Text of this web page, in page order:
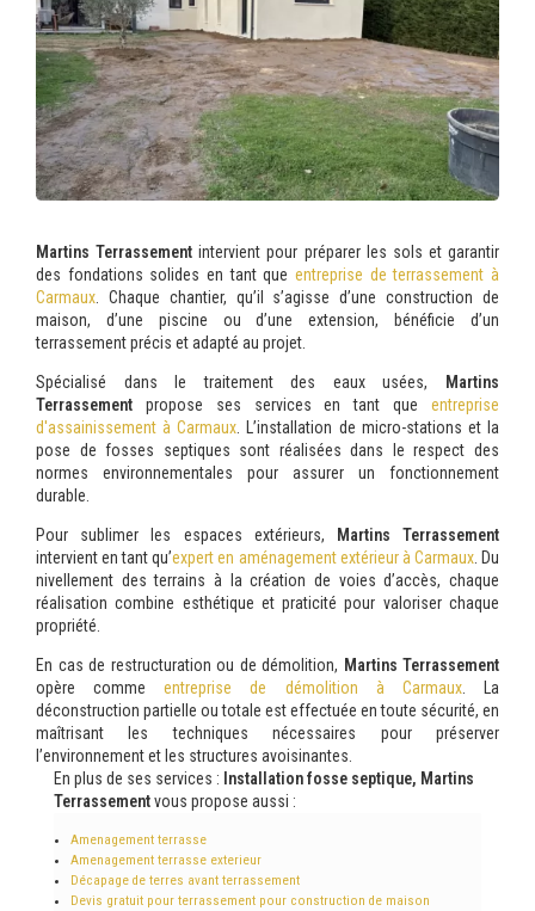
Martins Terrassement intervient pour préparer les sols et garantir
des fondations solides en tant que entreprise de terrassement à
Carmaux . Chaque chantier, qu’il s’agisse d’une construction de
maison, d’une piscine ou d’une extension, bénéficie d’un
terrassement précis et adapté au projet.
Spécialisé dans le traitement des eaux usées, Martins
Terrassement propose ses services en tant que entreprise
d'assainissement à Carmaux . L’installation de micro-stations et la
pose de fosses septiques sont réalisées dans le respect des
normes environnementales pour assurer un fonctionnement
durable.
Pour sublimer les espaces extérieurs, Martins Terrassement
intervient en tant qu’expert en aménagement extérieur à Carmaux. Du
nivellement des terrains à la création de voies d’accès, chaque
réalisation combine esthétique et praticité pour valoriser chaque
propriété.
En cas de restructuration ou de démolition, Martins Terrassement
opère commeentreprise de démolition à Carmaux. La
déconstruction partielle ou totale est effectuée en toute sécurité, en
maîtrisant les techniques nécessaires pour préserver
l’environnement et les structures avoisinantes.
En plus de ses services : Installation fosse septique, Martins
Terrassementvous propose aussi :
Amenagement terrasse
Amenagement terrasse exterieur
Décapage de terres avant terrassement
Devis gratuit pour terrassement pour construction de maison